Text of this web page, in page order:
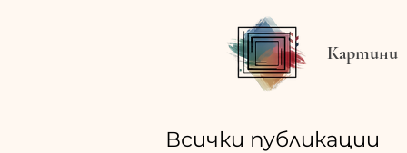
Картини
Всички публикации